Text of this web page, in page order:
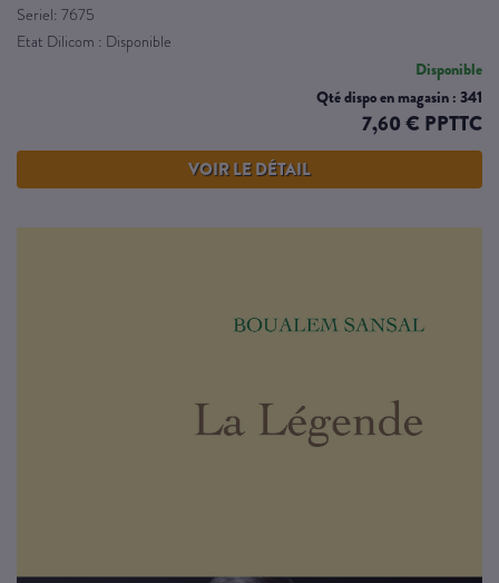
Seriel: 7675
Etat Dilicom : Disponible
Disponible
Qté dispo en magasin : 341
7,60 € PPTTC
VOIR LE DÉTAIL